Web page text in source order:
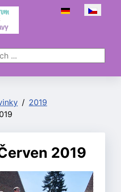
Zvolte jazyk
...
2019
2019